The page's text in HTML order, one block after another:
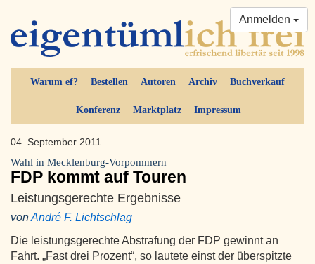
Warum ef? Bestellen Autoren Archiv Buchverkauf
Konferenz Marktplatz Impressum
Anmelden
04. September 2011
Wahl in Mecklenburg-Vorpommern
FDP kommt auf Touren
Leistungsgerechte Ergebnisse
vonAndré F. Lichtschlag
Die leistungsgerechte Abstrafung der FDP gewinnt an
Fahrt. „Fast drei Prozent“, so lautete einst der überspitzte